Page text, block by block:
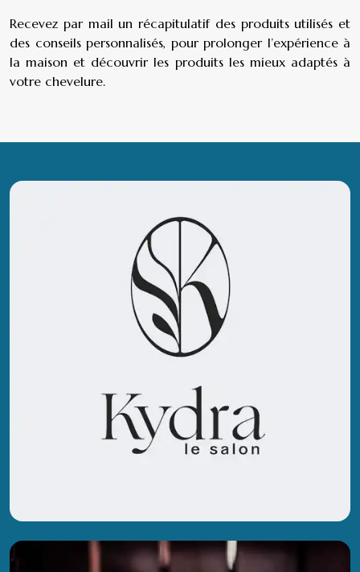
Recevez par mail un récapitulatif des produits utilisés et
des conseils personnalisés, pour prolonger l’expérience à
la maison et découvrir les produits les mieux adaptés à
votre chevelure.